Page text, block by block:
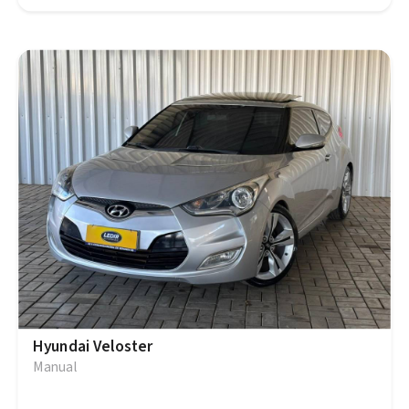
Hyundai Veloster
Manual